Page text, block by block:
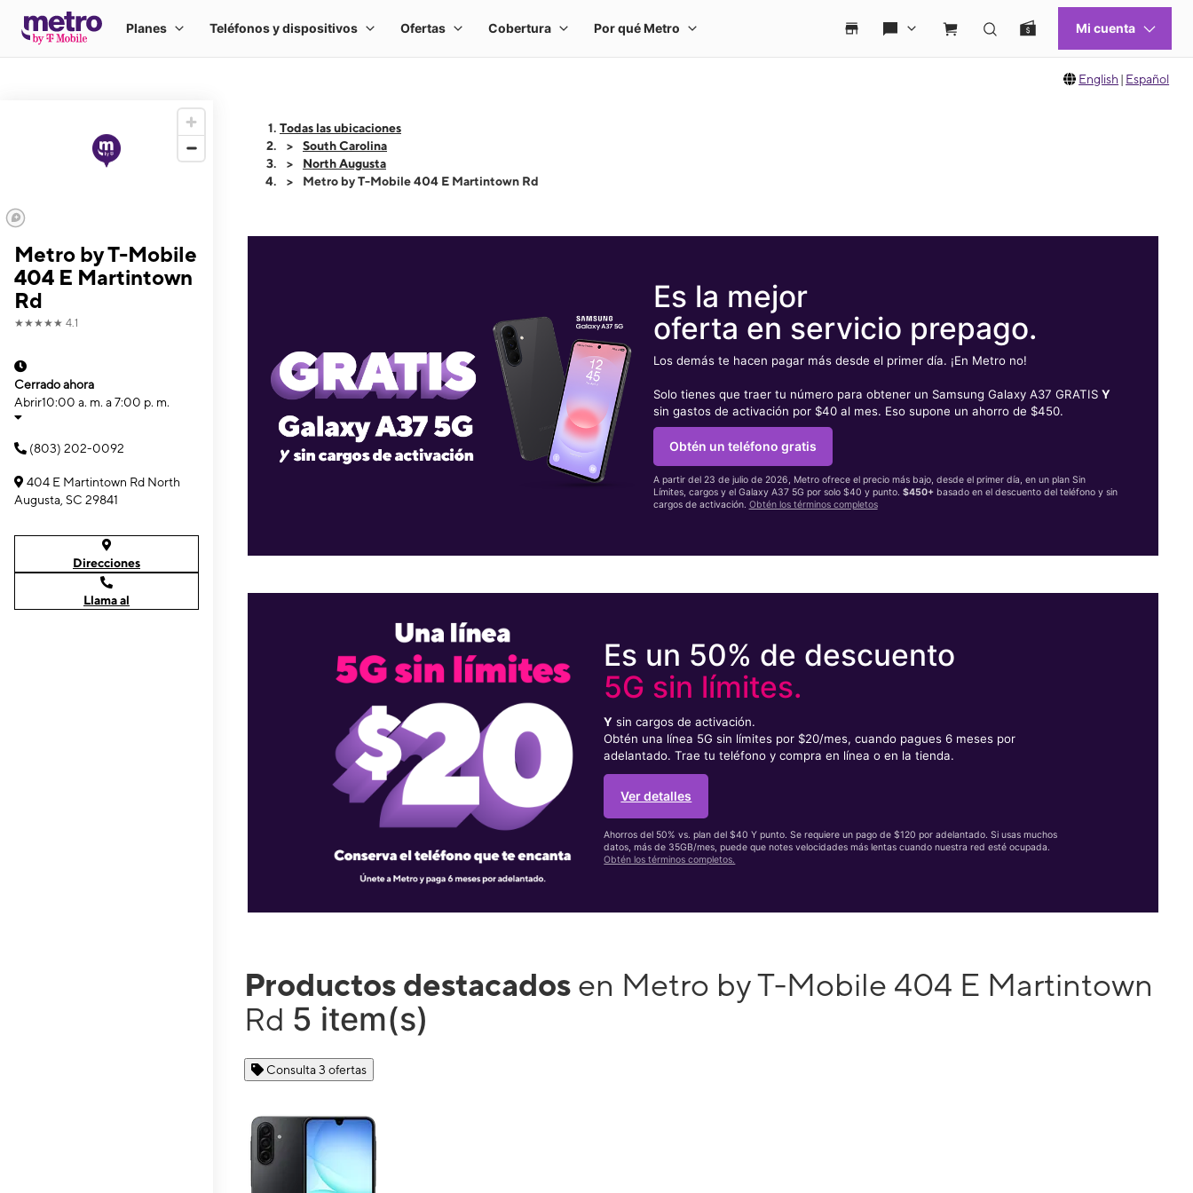
English | Español
Metro by T-Mobile
404 E Martintown
Rd
★★★★★ 4.1
Cerrado ahora
Abrir10:00 a. m. a 7:00 p. m.
(803) 202-0092
404 E Martintown Rd North
Augusta, SC 29841
Direcciones
Llama al
Todas las ubicaciones
South Carolina
North Augusta
Metro by T-Mobile 404 E Martintown Rd
Es la mejor
oferta en servicio prepago.
Los demás te hacen pagar más desde el primer día. ¡En Metro no!
Solo tienes que traer tu número para obtener un Samsung Galaxy A37 GRATIS Y
sin gastos de activación por $40 al mes. Eso supone un ahorro de $450.
Obtén un teléfono gratis
A partir del 23 de julio de 2026, Metro ofrece el precio más bajo, desde el primer día, en un plan Sin
Límites, cargos y el Galaxy A37 5G por solo $40 y punto. $450+basado en el descuento del teléfono y sin
cargos de activación. Obtén los términos completos
Es un 50% de descuento
5G sin límites.
Y sin cargos de activación.
Obtén una línea 5G sin límites por $20/mes, cuando pagues 6 meses por
adelantado. Trae tu teléfono y compra en línea o en la tienda.
Ver detalles
Ahorros del 50% vs. plan del $40 Y punto. Se requiere un pago de $120 por adelantado. Si usas muchos
datos, más de 35GB/mes, puede que notes velocidades más lentas cuando nuestra red esté ocupada.
Obtén los términos completos.
Productos destacados en Metro by T-Mobile 404 E Martintown
Rd 5 item(s)
Consulta 3 ofertas